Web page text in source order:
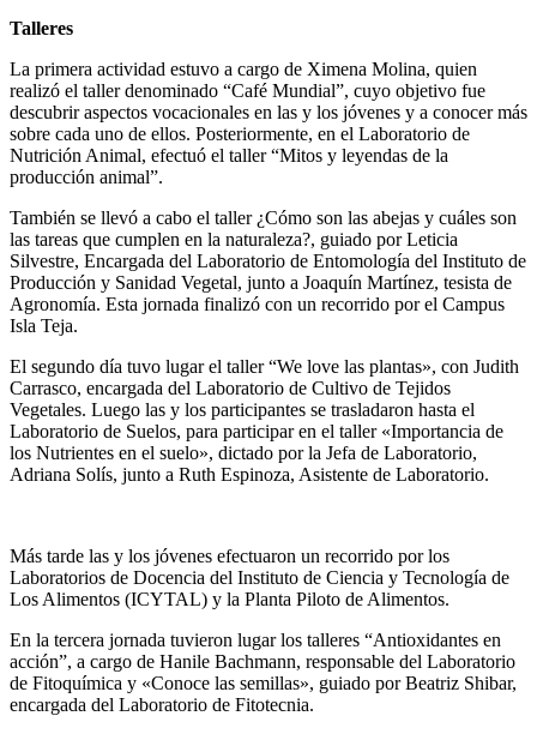
Talleres
La primera actividad estuvo a cargo de Ximena Molina, quien
realizó el taller denominado “Café Mundial”, cuyo objetivo fue
descubrir aspectos vocacionales en las y los jóvenes y a conocer más
sobre cada uno de ellos. Posteriormente, en el Laboratorio de
Nutrición Animal, efectuó el taller “Mitos y leyendas de la
producción animal”.
También se llevó a cabo el taller ¿Cómo son las abejas y cuáles son
las tareas que cumplen en la naturaleza?, guiado por Leticia
Silvestre, Encargada del Laboratorio de Entomología del Instituto de
Producción y Sanidad Vegetal, junto a Joaquín Martínez, tesista de
Agronomía. Esta jornada finalizó con un recorrido por el Campus
Isla Teja.
El segundo día tuvo lugar el taller “We love las plantas», con Judith
Carrasco, encargada del Laboratorio de Cultivo de Tejidos
Vegetales. Luego las y los participantes se trasladaron hasta el
Laboratorio de Suelos, para participar en el taller «Importancia de
los Nutrientes en el suelo», dictado por la Jefa de Laboratorio,
Adriana Solís, junto a Ruth Espinoza, Asistente de Laboratorio.
Más tarde las y los jóvenes efectuaron un recorrido por los
Laboratorios de Docencia del Instituto de Ciencia y Tecnología de
Los Alimentos (ICYTAL) y la Planta Piloto de Alimentos.
En la tercera jornada tuvieron lugar los talleres “Antioxidantes en
acción”, a cargo de Hanile Bachmann, responsable del Laboratorio
de Fitoquímica y «Conoce las semillas», guiado por Beatriz Shibar,
encargada del Laboratorio de Fitotecnia.